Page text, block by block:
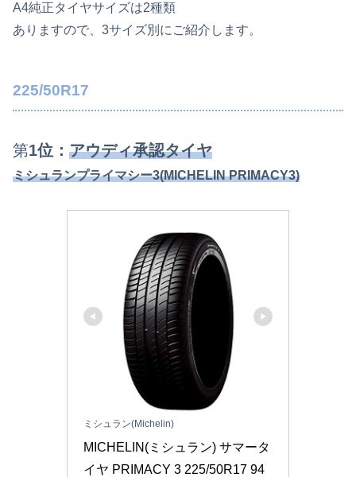
A4純正タイヤサイズは2種類
ありますので、3サイズ別にご紹介します。
225/50R17
第1位： アウディ承認タイヤ
ミシュランプライマシー3(MICHELIN PRIMACY3)
ミシュラン(Michelin)
MICHELIN(ミシュラン) サマータ
イヤ PRIMACY 3 225/50R17 94